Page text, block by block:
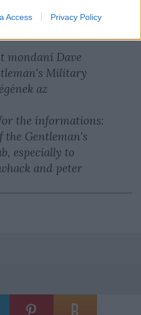
Access Privacy Policy
mondani Dave
Military
az
the informations:
the Gentleman's
especially to
and peter